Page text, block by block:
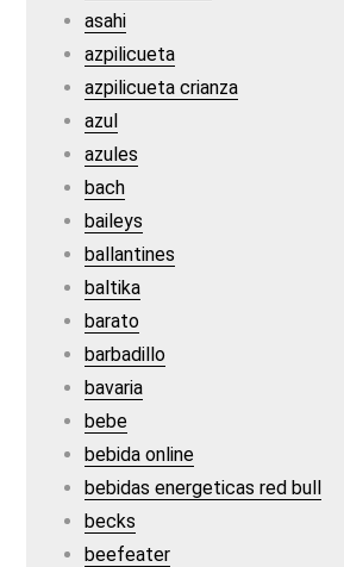
asahi
azpilicueta
azpilicueta crianza
azul
azules
bach
baileys
ballantines
baltika
barato
barbadillo
bavaria
bebe
bebida online
bebidas energeticas red bull
becks
beefeater